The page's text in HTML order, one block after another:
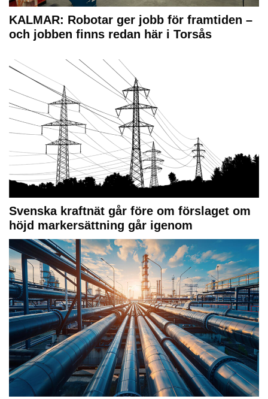
KALMAR: Robotar ger jobb för framtiden –
och jobben finns redan här i Torsås
Svenska kraftnät går före om förslaget om
höjd markersättning går igenom